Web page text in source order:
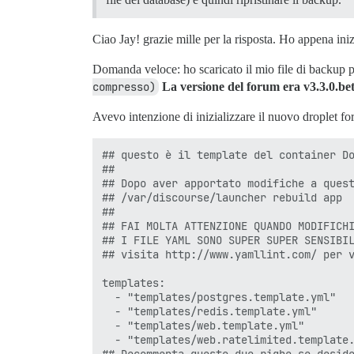
Lettura delle informazioni sullo stato...
libcommon-sense-perl libio-pty-perl
libjson-xs-perl libllvm19 libtypes-
postgresql-client-common postgresql-
Usare 'apt autoremove' per rimuoverli.
I seguenti pacchetti verranno RIMOSSI:
0 aggiornati, 0 installati di nuovo, 3
(Lettura del database ... 33951 file
Rimozione di postgresql-15-pgvector
Rimozione di postgresql-15 (15.12-
invoke-rc.d: impossibile determinare il
update-alternatives: attenzione:
Rimozione di postgresql-client-15
Elaborazione dei trigger per postgresql-
Costruzione di dizionari PostgreSQL
Rimozione di file di dizionario
Eliminazione dei file di configurazione
Eliminazione del cluster principale...
Ciao Jay! grazie mille per la risposta. Ho appena
Domanda veloce: ho scaricato il mio file di backup
compresso) La versione del forum era
Avevo intenzione di inizializzare il nuovo droplet
## questo è il template del container
##
## Dopo aver apportato modifiche a
## /var/discourse/launcher rebuild app
##
## FAI MOLTA ATTENZIONE QUANDO
## I FILE YAML SONO SUPER SUPER
## visita http://www.yamllint.com/ per
templates:
  - "templates/postgres.template.yml"
  - "templates/redis.template.yml"
  - "templates/web.template.yml"
- "templates/